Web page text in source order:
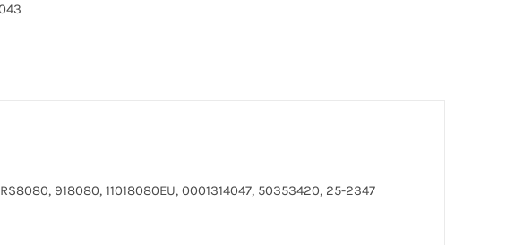
918080, 11018080EU, 0001314047, 50353420, 25-2347